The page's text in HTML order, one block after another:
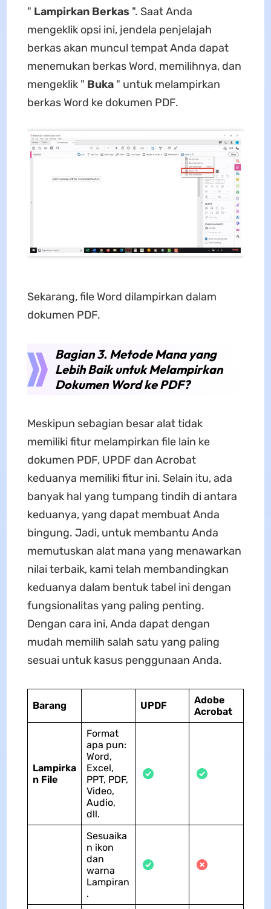
" Lampirkan Berkas ". Saat Anda
mengeklik opsi ini, jendela penjelajah
berkas akan muncul tempat Anda dapat
menemukan berkas Word, memilihnya, dan
mengeklik " Buka" untuk melampirkan
berkas Word ke dokumen PDF.
Sekarang, file Word dilampirkan dalam
dokumen PDF.
Bagian 3. Metode Mana yang
Lebih Baik untuk Melampirkan
Dokumen Word ke PDF?
Meskipun sebagian besar alat tidak
memiliki fitur melampirkan file lain ke
dokumen PDF, UPDF dan Acrobat
keduanya memiliki fitur ini. Selain itu, ada
banyak hal yang tumpang tindih di antara
keduanya, yang dapat membuat Anda
bingung. Jadi, untuk membantu Anda
memutuskan alat mana yang menawarkan
nilai terbaik, kami telah membandingkan
keduanya dalam bentuk tabel ini dengan
fungsionalitas yang paling penting.
Dengan cara ini, Anda dapat dengan
mudah memilih salah satu yang paling
sesuai untuk kasus penggunaan Anda.
Barang UPDF
Adobe
Acrobat
Lampirka
n File
Format
apa pun:
Word,
Excel,
PPT, PDF,
Video,
Audio,
dll.
Sesuaika
n ikon
dan
warna
Lampiran
.